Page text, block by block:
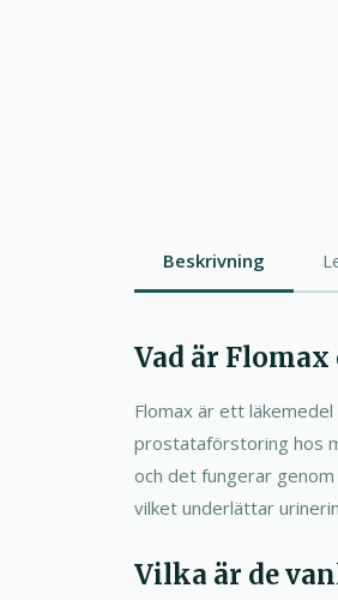
Beskrivning
Vad är
Flomax är ett
prostataförstoring hos
och det fungerar
vilket underlättar
Vilka är de